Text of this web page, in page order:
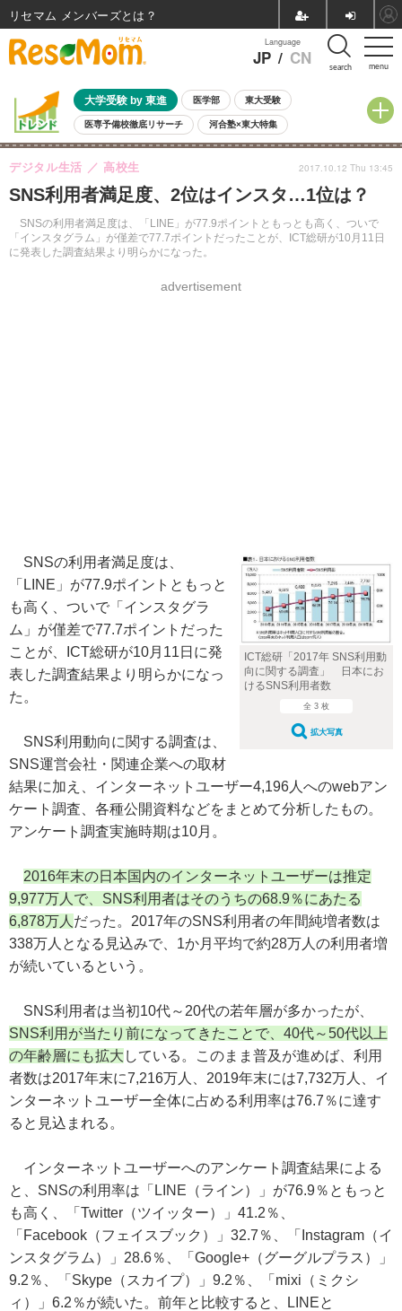
menu
Language
JP / CN search
大学受験 by 東進 医学部 東大受験
医専予備校徹底リサーチ 河合塾×東大特集
親子で考える大学選び 高校受験 中学受験 小学校受験
共通テスト 夏休み
8月開催イベント・WS 全国公立高校 過去問 人気記事
自由研究教材（小学生向け） 自由研究教材（中学生向け） ランキング
SNS利用者満足度、2位はインスタ…1位は？
SNSの利用者満足度は、「LINE」が77.9ポイントともっとも高く、ついで
「インスタグラム」が僅差で77.7ポイントだったことが、ICT総研が10月11日
に発表した調査結果より明らかになった。
デジタル生活 高校生
advertisement
2017.10.12 Thu 13:45
ICT総研「2017年 SNS利用動
向に関する調査」 日本にお
けるSNS利用者数
全 3 枚
拡大写真
SNSの利用者満足度は、
「LINE」が77.9ポイントともっと
も高く、ついで「インスタグラ
ム」が僅差で77.7ポイントだった
ことが、ICT総研が10月11日に発
表した調査結果より明らかになっ
た。
SNS利用動向に関する調査は、
SNS運営会社・関連企業への取材
結果に加え、インターネットユーザー4,196人へのwebアン
ケート調査、各種公開資料などをまとめて分析したもの。
アンケート調査実施時期は10月。
2016年末の日本国内のインターネットユーザーは推定
9,977万人で、SNS利用者はそのうちの68.9％にあたる
6,878万人 だった。2017年のSNS利用者の年間純増者数は
338万人となる見込みで、1か月平均で約28万人の利用者増
が続いているという。
SNS利用者は当初10代～20代の若年層が多かったが、
SNS利用が当たり前になってきたことで、40代～50代以上
の年齢層にも拡大 している。このまま普及が進めば、利用
者数は2017年末に7,216万人、2019年末には7,732万人、イ
ンターネットユーザー全体に占める利用率は76.7％に達す
ると見込まれる。
インターネットユーザーへのアンケート調査結果による
と、SNSの利用率は「LINE（ライン）」が76.9％ともっと
も高く、「Twitter（ツイッター）」41.2％、
「Facebook（フェイスブック）」32.7％、「Instagram（イ
ンスタグラム）」28.6％、「Google+（グーグルプラス）」
9.2％、「Skype（スカイプ）」9.2％、「mixi（ミクシ
ィ）」6.2％が続いた。前年と比較すると、LINEと
リセマム メンバーズ